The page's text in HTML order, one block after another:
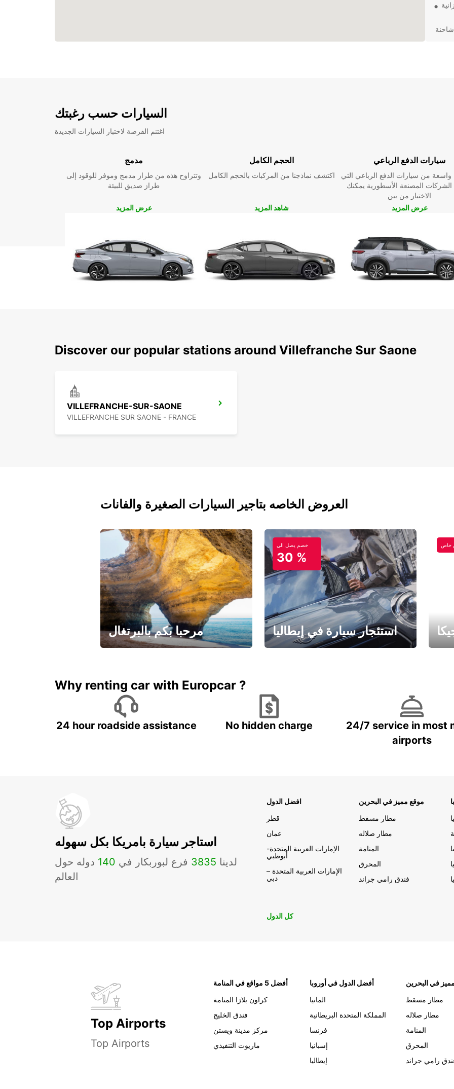
السيارات حسب رغبتك
اغتنم الفرصة لاختبار السيارات الجديدة
مدمج
وتتراوح هذه من طراز مدمج وموفر للوقود إلى
طراز صديق للبيئة
عرض المزيد
الحجم الكامل
اكتشف نماذجنا من المركبات بالحجم الكامل
شاهد المزيد
سيارات الدفع الرباعي
من سيارات الدفع الرباعي التي
الشركات المصنعة الأسطورية يمكنك
الاختيار من بين
عرض المزيد
Discover our popular stations around Villefranche Sur Saone
VILLEFRANCHE-SUR-SAONE
VILLEFRANCHE SUR SAONE - FRANCE
العروض الخاصه بتاجير السيارات الصغيرة والفانات
مرحبا بكم بالبرتغال
خصم يصل الي
30 %
استئجار سيارة في إيطاليا
خاص
Why renting car with Europcar ?
24 hour roadside assistance No hidden charge
24/7 service in most
airports
استاجر سيارة بامريكا بكل سهوله
لدينا 3835 فرع لبوربكار في 140 دوله حول
العالم
افضل الدول
قطر
عمان
الإمارات العربية المتحدة-
أبوظبي
الإمارات العربية المتحدة –
دبي
موقع مميز في البحرين
مطار مسقط
مطار صلاله
المنامة
المحرق
فندق رامي جراند
كل الدول
Top Airports
Top Airports
أفضل 5 مواقع في المنامة
كراون بلازا المنامة
فندق الخليج
مركز مدينة ويستن
ماريوت التنفيذي
أفضل الدول في أوروبا
المانيا
المملكة المتحدة البريطانية
فرنسا
إسبانيا
إيطاليا
في البحرين
مطار مسقط
مطار صلاله
المنامة
المحرق
رامي جراند